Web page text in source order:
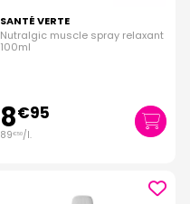
SANTÉ VERTE
Nutralgic muscle spray relaxant
100ml
8€95
89€50/l.